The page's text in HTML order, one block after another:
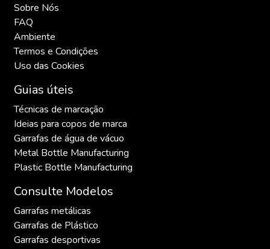
Sobre Nós
FAQ
Ambiente
Termos e Condições
Uso das Cookies
Guias úteis
Técnicas de marcação
Ideias para copos de marca
Garrafas de água de vácuo
Metal Bottle Manufacturing
Plastic Bottle Manufacturing
Consulte Modelos
Garrafas metálicas
Garrafas de Plástico
Garrafas desportivas